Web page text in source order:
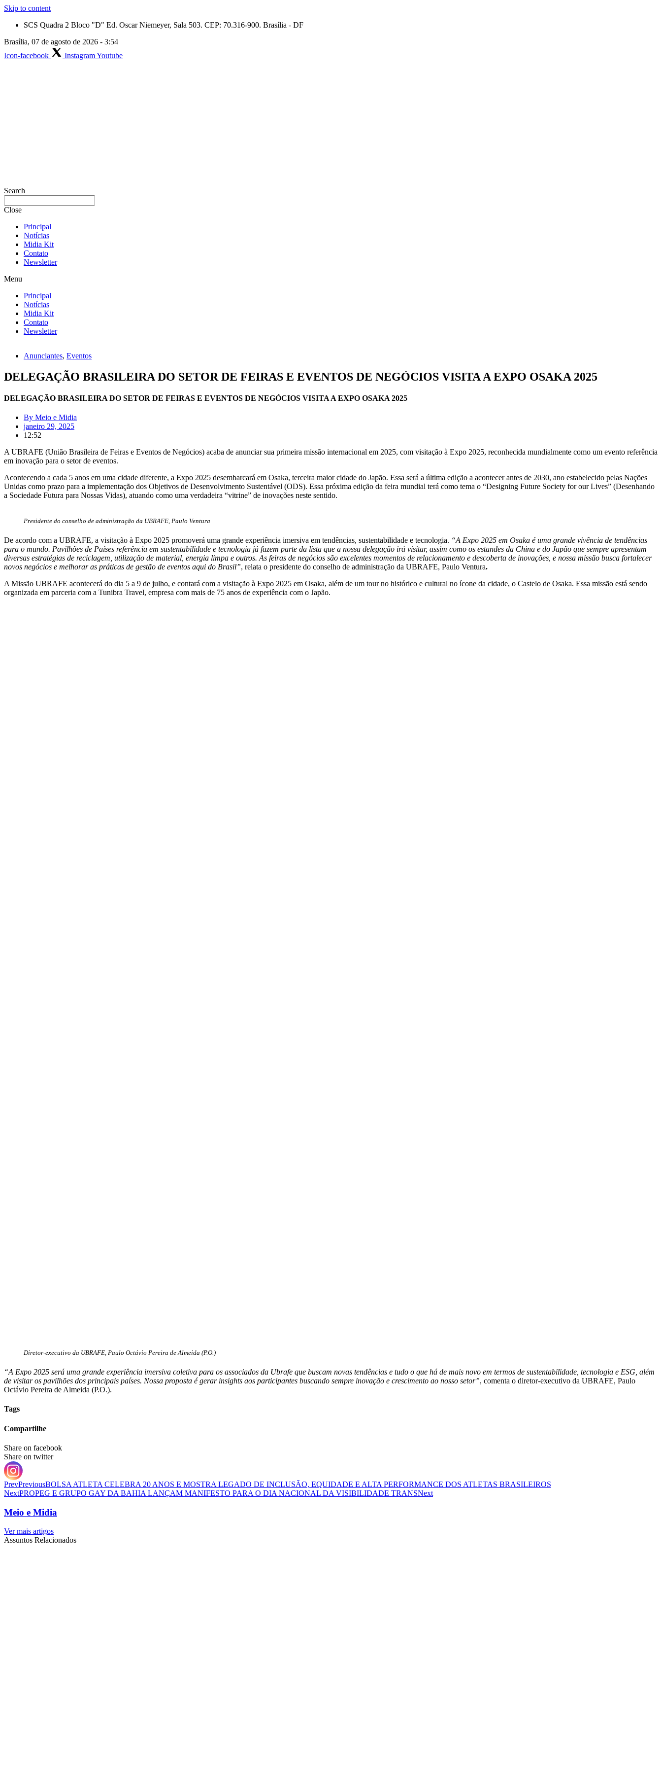
Skip to content
SCS Quadra 2 Bloco "D" Ed. Oscar Niemeyer, Sala 503. CEP: 70.316-900. Brasília - DF
Brasília, 07 de agosto de 2026 - 3:54
Icon-facebook
InstagramYoutube
Search
Close
Principal
Notícias
Midia Kit
Contato
Newsletter
Menu
Principal
Notícias
Midia Kit
Contato
Newsletter
Anunciantes, Eventos
DELEGAÇÃO BRASILEIRA DO SETOR DE FEIRAS E EVENTOS DE NEGÓCIOS VISITA A EXPO OSAKA 2025
DELEGAÇÃO BRASILEIRA DO SETOR DE FEIRAS E EVENTOS DE NEGÓCIOS VISITA A EXPO OSAKA 2025
By Meio e Midia
janeiro 29, 2025
12:52
A UBRAFE (União Brasileira de Feiras e Eventos de Negócios) acaba de anunciar sua primeira missão internacional em 2025, com visitação à Expo 2025, reconhecida mundialmente como um evento referência
em inovação para o setor de eventos.
Acontecendo a cada 5 anos em uma cidade diferente, a Expo 2025 desembarcará em Osaka, terceira maior cidade do Japão. Essa será a última edição a acontecer antes de 2030, ano estabelecido pelas Nações
Unidas como prazo para a implementação dos Objetivos de Desenvolvimento Sustentável (ODS). Essa próxima edição da feira mundial terá como tema o “Designing Future Society for our Lives” (Desenhando
a Sociedade Futura para Nossas Vidas), atuando como uma verdadeira “vitrine” de inovações neste sentido.
Presidente do conselho de administração da UBRAFE, Paulo Ventura
De acordo com a UBRAFE, a visitação à Expo 2025 promoverá uma grande experiência imersiva em tendências, sustentabilidade e tecnologia. “A Expo 2025 em Osaka é uma grande vivência de tendências
para o mundo. Pavilhões de Países referência em sustentabilidade e tecnologia já fazem parte da lista que a nossa delegação irá visitar, assim como os estandes da China e do Japão que sempre apresentam
diversas estratégias de reciclagem, utilização de material, energia limpa e outros. As feiras de negócios são excelentes momentos de relacionamento e descoberta de inovações, e nossa missão busca fortalecer
novos negócios e melhorar as práticas de gestão de eventos aqui do Brasil”, relata o presidente do conselho de administração da UBRAFE, Paulo Ventura.
A Missão UBRAFE acontecerá do dia 5 a 9 de julho, e contará com a visitação à Expo 2025 em Osaka, além de um tour no histórico e cultural no ícone da cidade, o Castelo de Osaka. Essa missão está sendo
organizada em parceria com a Tunibra Travel, empresa com mais de 75 anos de experiência com o Japão.
Diretor-executivo da UBRAFE, Paulo Octávio Pereira de Almeida (P.O.)
“A Expo 2025 será uma grande experiência imersiva coletiva para os associados da Ubrafe que buscam novas tendências e tudo o que há de mais novo em termos de sustentabilidade, tecnologia e ESG, além
de visitar os pavilhões dos principais países. Nossa proposta é gerar insights aos participantes buscando sempre inovação e crescimento ao nosso setor”, comenta o diretor-executivo da UBRAFE, Paulo
Octávio Pereira de Almeida (P.O.).
Tags
Compartilhe
Share on facebook
Share on twitter
PrevPreviousBOLSA ATLETA CELEBRA 20 ANOS E MOSTRA LEGADO DE INCLUSÃO, EQUIDADE E ALTA PERFORMANCE DOS ATLETAS BRASILEIROS
NextPROPEG E GRUPO GAY DA BAHIA LANÇAM MANIFESTO PARA O DIA NACIONAL DA VISIBILIDADE TRANSNext
Meio e Midia
Ver mais artigos
Assuntos Relacionados